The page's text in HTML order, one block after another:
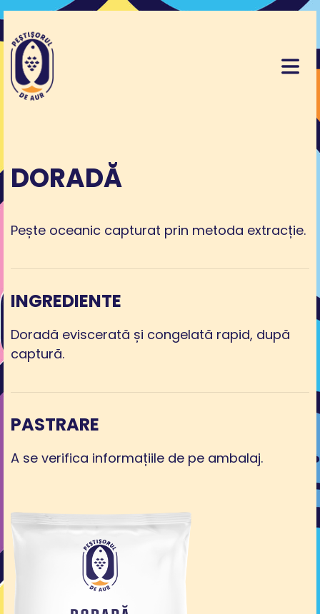
DORADĂ
Pește oceanic capturat prin metoda extracție.
INGREDIENTE
Doradă eviscerată și congelată rapid, după
captură.
PASTRARE
A se verifica informațiile de pe ambalaj.